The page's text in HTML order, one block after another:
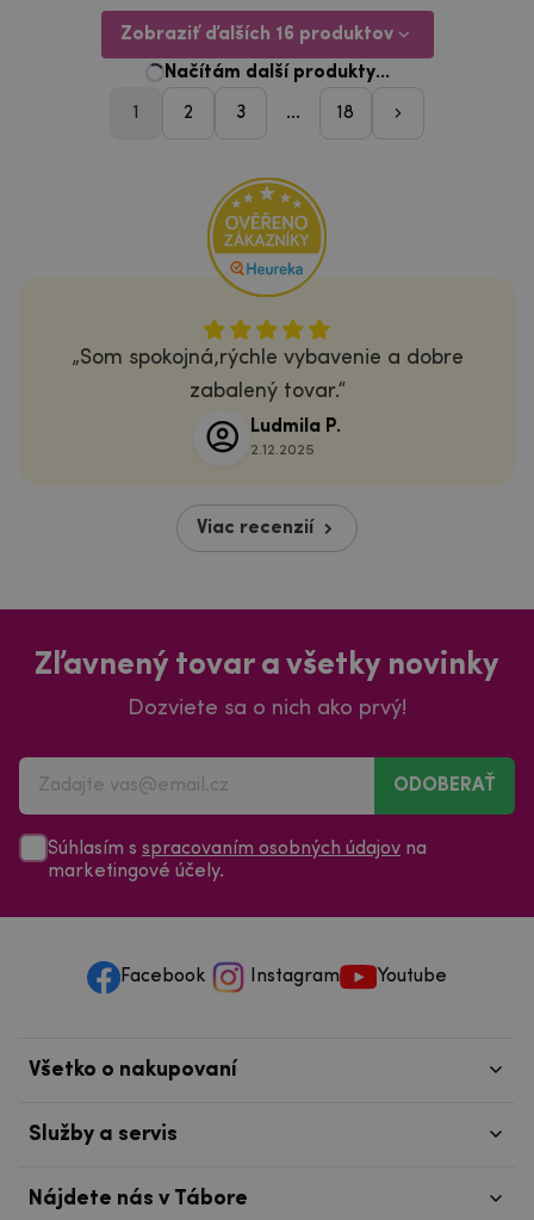
Zobraziť ďalších 16 produktov
...
Som spokojná,rýchle vybavenie a dobre
zabalený tovar.
Ludmila P.
2.12.2025
Dozviete sa o nich ako prvý!
ODOBERAŤ
Súhlasím sspracovaním osobných údajovna
marketingové účely.